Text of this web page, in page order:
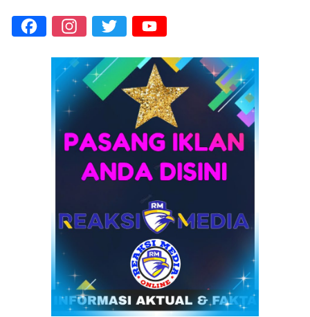
Facebook
Instagram
Twitter